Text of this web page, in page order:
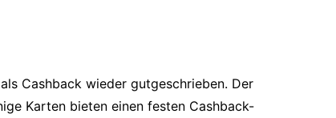
Cashback wieder gutgeschrieben. Der
Karten bieten einen festen Cashback-